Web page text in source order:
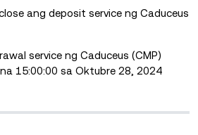
ang deposit service ng Caduceus
service ng Caduceus (CMP)
15:00:00 sa Oktubre 28, 2024